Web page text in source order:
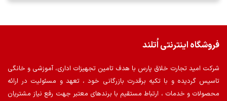
فروشگاه اینترنتی اُتلند
شرکت امید تجارت خلاق پارس با هدف تامین تجهیزات اداری، آموزشی و خانگی
تاسیس گردیده و با تکیه برقدرت بازرگانی خود ، تعهد و مسئولیت در ارائه
محصولات و خدمات ، ارتباط مستقیم با برندهای معتبر جهت رفع نیاز مشتریان